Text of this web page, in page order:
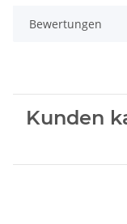
Bewertungen
Kunden